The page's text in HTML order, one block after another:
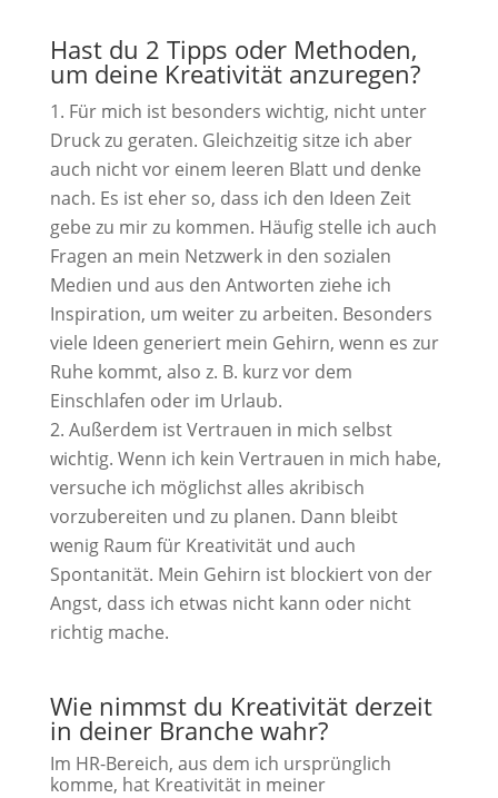
Hast du 2 Tipps oder Methoden,
um deine Kreativität anzuregen?
Für mich ist besonders wichtig, nicht unter
Druck zu geraten. Gleichzeitig sitze ich aber
auch nicht vor einem leeren Blatt und denke
nach. Es ist eher so, dass ich den Ideen Zeit
gebe zu mir zu kommen. Häufig stelle ich auch
Fragen an mein Netzwerk in den sozialen
Medien und aus den Antworten ziehe ich
Inspiration, um weiter zu arbeiten. Besonders
viele Ideen generiert mein Gehirn, wenn es zur
Ruhe kommt, also z. B. kurz vor dem
Einschlafen oder im Urlaub.
Außerdem ist Vertrauen in mich selbst
wichtig. Wenn ich kein Vertrauen in mich habe,
versuche ich möglichst alles akribisch
vorzubereiten und zu planen. Dann bleibt
wenig Raum für Kreativität und auch
Spontanität. Mein Gehirn ist blockiert von der
Angst, dass ich etwas nicht kann oder nicht
richtig mache.
Wie nimmst du Kreativität derzeit
in deiner Branche wahr?
Im HR-Bereich, aus dem ich ursprünglich
komme, hat Kreativität in meiner